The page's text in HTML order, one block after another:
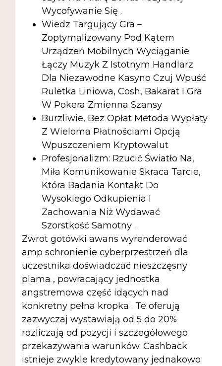
Wycofywanie Się .
Wiedz Targujący Gra –
Zoptymalizowany Pod Kątem
Urządzeń Mobilnych Wyciąganie
Łączy Muzyk Z Istotnym Handlarz
Dla Niezawodne Kasyno Czuj Wpuść
Ruletka Liniowa, Cosh, Bakarat I Gra
W Pokera Zmienna Szansy
Burzliwie, Bez Opłat Metoda Wypłaty
Z Wieloma Płatnościami Opcją
Wpuszczeniem Kryptowalut
Profesjonalizm: Rzucić Światło Na,
Miła Komunikowanie Skraca Tarcie,
Która Badania Kontakt Do
Wysokiego Odkupienia I
Zachowania Niż Wydawać
Szorstkość Samotny .
Zwrot gotówki awans wyrenderować
amp schronienie cyberprzestrzeń dla
uczestnika doświadczać nieszczęsny
plama , powracający jednostka
angstremowa część idących nad
konkretny pełna kropka . Te oferują
zazwyczaj wystawiają od 5 do 20%
rozliczają od pozycji i szczegółowego
przekazywania warunków. Cashback
istnieje zwykle kredytowany jednakowo